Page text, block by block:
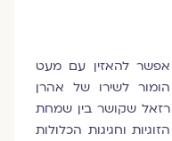
אפשר להאזין עם מעט
הומור לשירו של אהרן
רזאל שקושר בין שמחת
הזוגיות וחגיגות הכלולות